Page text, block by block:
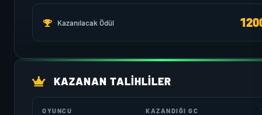
Kazanılacak Ödül
KAZANAN TALIHLILER
OYUNCU KAZANDIĞI GC